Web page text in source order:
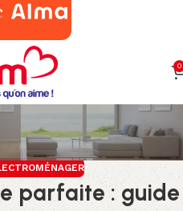
0
parfaite : guide